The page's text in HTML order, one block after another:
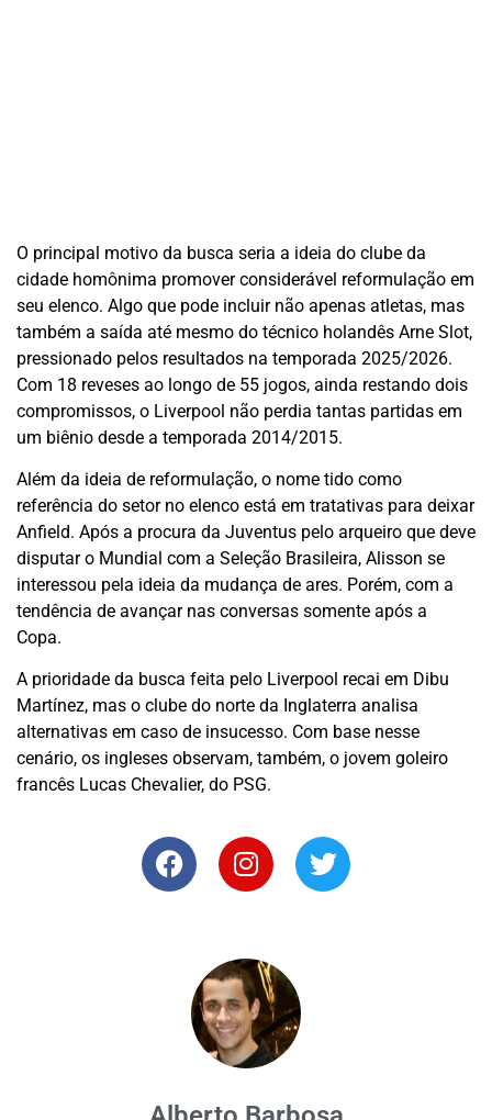
O principal motivo da busca seria a ideia do clube da
cidade homônima promover considerável reformulação em
seu elenco. Algo que pode incluir não apenas atletas, mas
também a saída até mesmo do técnico holandês Arne Slot,
pressionado pelos resultados na temporada 2025/2026.
Com 18 reveses ao longo de 55 jogos, ainda restando dois
compromissos, o Liverpool não perdia tantas partidas em
um biênio desde a temporada 2014/2015.
Além da ideia de reformulação, o nome tido como
referência do setor no elenco está em tratativas para deixar
Anfield. Após a procura da Juventus pelo arqueiro que deve
disputar o Mundial com a Seleção Brasileira, Alisson se
interessou pela ideia da mudança de ares. Porém, com a
tendência de avançar nas conversas somente após a
Copa.
A prioridade da busca feita pelo Liverpool recai em Dibu
Martínez, mas o clube do norte da Inglaterra analisa
alternativas em caso de insucesso. Com base nesse
cenário, os ingleses observam, também, o jovem goleiro
francês Lucas Chevalier, do PSG.